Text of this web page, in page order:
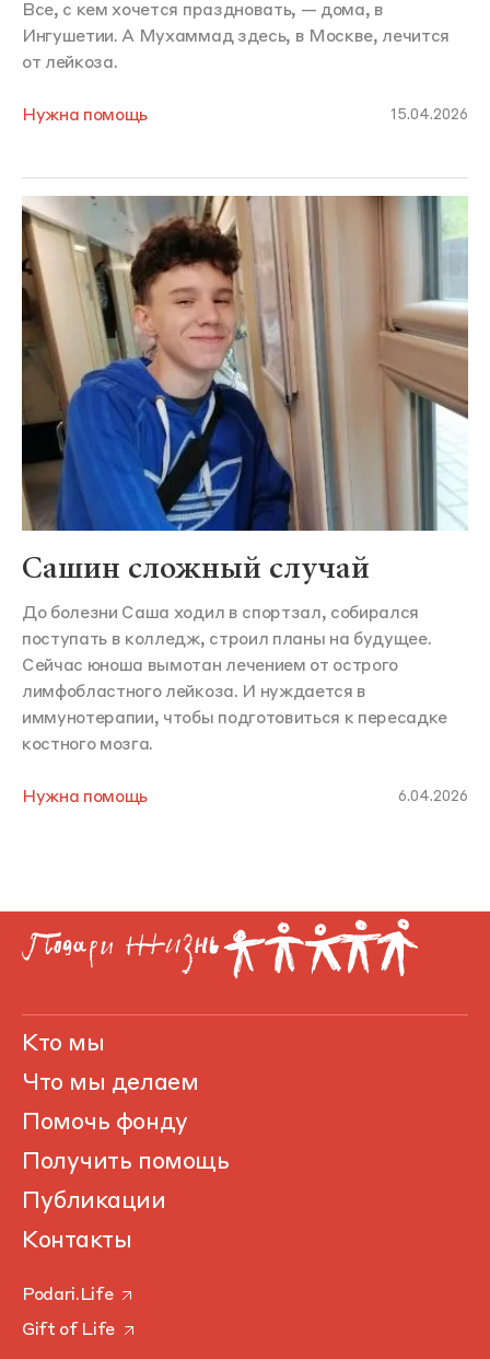
Все, с кем хочется праздновать, — дома, в
Ингушетии. А Мухаммад здесь, в Москве, лечится
от лейкоза.
Нужна помощь 15.04.2026
Сашин сложный случай
До болезни Саша ходил в спортзал, собирался
поступать в колледж, строил планы на будущее.
Сейчас юноша вымотан лечением от острого
лимфобластного лейкоза. И нуждается в
иммунотерапии, чтобы подготовиться к пересадке
костного мозга.
Нужна помощь 6.04.2026
Кто мы
Что мы делаем
Помочь фонду
Получить помощь
Публикации
Контакты
Podari.Life
Gift of Life